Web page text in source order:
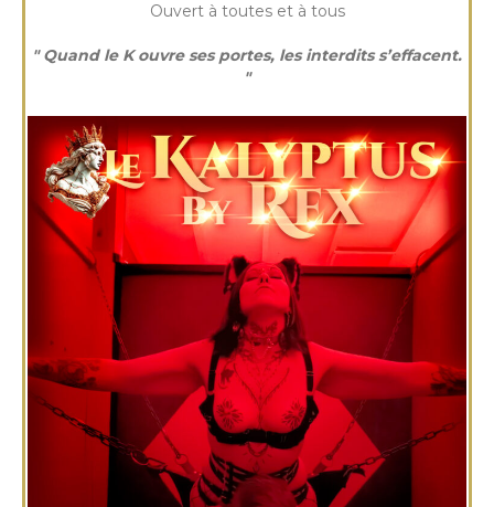
Ouvert à toutes et à tous
" Quand le K ouvre ses portes, les interdits s’effacent.
"